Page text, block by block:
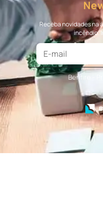
Terceirização de
Terceirização de
Terceirização de
Terceirização de
Terceirização de
Terceirização de
Treinamento de
Treinamento de
Treinamento de
Treinamento de
Treinamento de
Treinamento de
Treinamento de
Treinamento de
Receba novidades na
incêndio.
Benfire -